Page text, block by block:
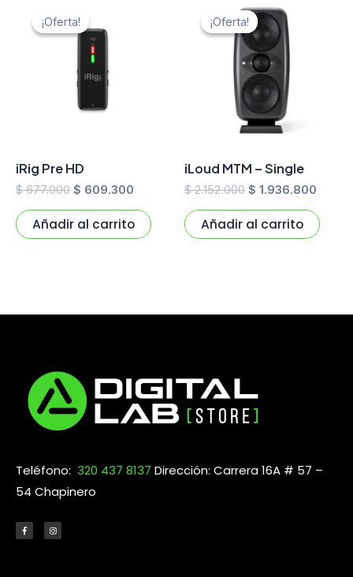
¡Oferta!
¡Oferta!
iRig Pre HD
$677.000
precio
original
era:
$ 677.000.
$ 609.300
Añadir al carrito
¡Oferta!
¡Oferta!
iLoud MTM – Single
$2.152.000
precio
original
era:
$ 2.152.000.
$ 1.936.800
Añadir al carrito
Teléfono: 320 437 8137 Dirección: Carrera 16A # 57 –
54 Chapinero
c
e
b
s
t
a